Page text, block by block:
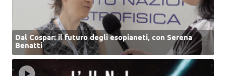
Dal Cospar: il futuro degli esopianeti, con Serena
Benatti